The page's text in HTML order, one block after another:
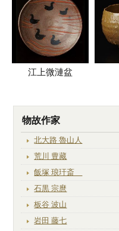
江上微漣盆
物故作家
北大路 魯山人
荒川 豊藏
飯塚 琅玕斎
石黒 宗麿
板谷 波山
岩田 藤七